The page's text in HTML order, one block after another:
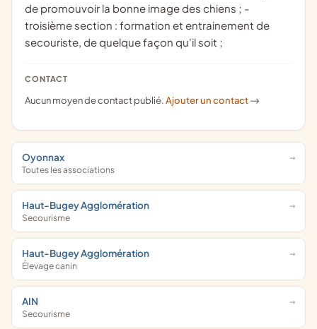
de promouvoir la bonne image des chiens ; -
troisième section : formation et entrainement de
secouriste, de quelque façon qu'il soit ;
CONTACT
Aucun moyen de contact publié.Ajouter un contact ->
Oyonnax
Toutes les associations
Haut-Bugey Agglomération
Secourisme
Haut-Bugey Agglomération
Élevage canin
AIN
Secourisme